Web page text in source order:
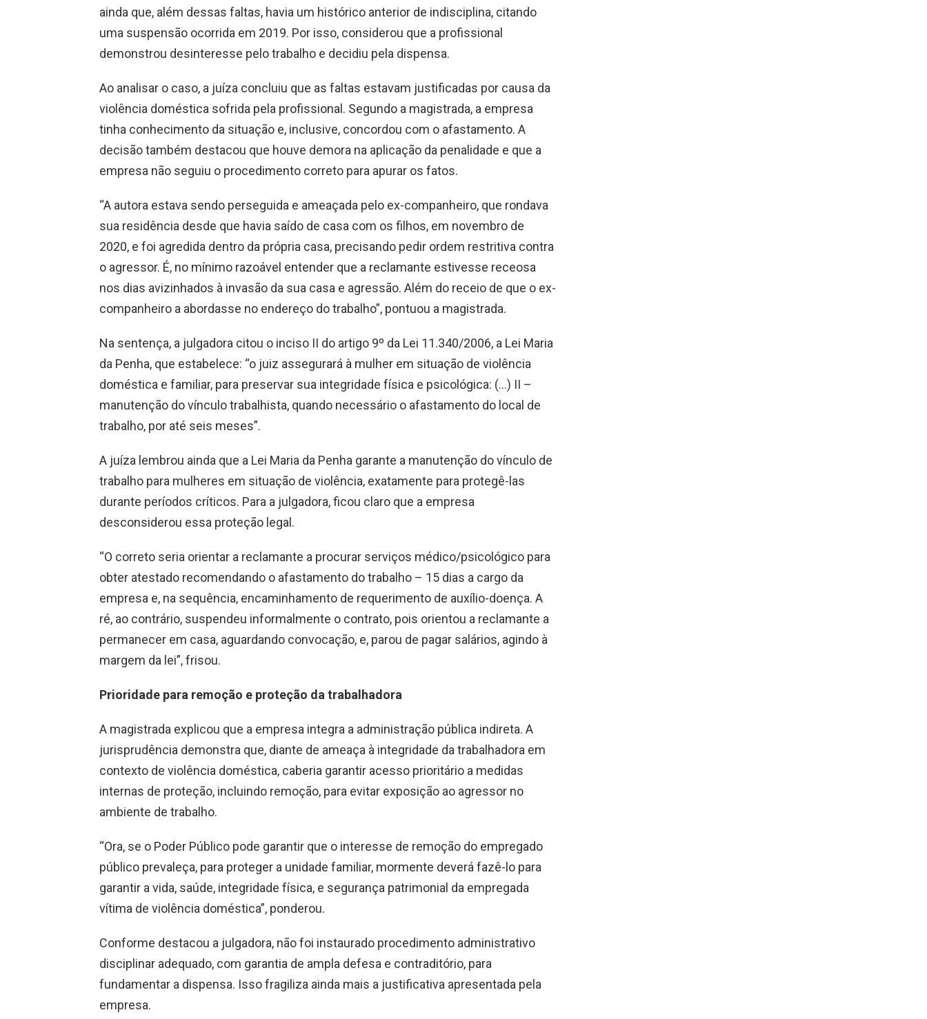
ainda que, além dessas faltas, havia um histórico anterior de indisciplina, citando
uma suspensão ocorrida em 2019. Por isso, considerou que a profissional
demonstrou desinteresse pelo trabalho e decidiu pela dispensa.
Ao analisar o caso, a juíza concluiu que as faltas estavam justificadas por causa da
violência doméstica sofrida pela profissional. Segundo a magistrada, a empresa
tinha conhecimento da situação e, inclusive, concordou com o afastamento. A
decisão também destacou que houve demora na aplicação da penalidade e que a
empresa não seguiu o procedimento correto para apurar os fatos.
“A autora estava sendo perseguida e ameaçada pelo ex-companheiro, que rondava
sua residência desde que havia saído de casa com os filhos, em novembro de
2020, e foi agredida dentro da própria casa, precisando pedir ordem restritiva contra
o agressor. É, no mínimo razoável entender que a reclamante estivesse receosa
nos dias avizinhados à invasão da sua casa e agressão. Além do receio de que o ex-
companheiro a abordasse no endereço do trabalho”, pontuou a magistrada.
Na sentença, a julgadora citou o inciso II do artigo 9º da Lei 11.340/2006, a Lei Maria
da Penha, que estabelece: “o juiz assegurará à mulher em situação de violência
doméstica e familiar, para preservar sua integridade física e psicológica: (…) II –
manutenção do vínculo trabalhista, quando necessário o afastamento do local de
trabalho, por até seis meses”.
A juíza lembrou ainda que a Lei Maria da Penha garante a manutenção do vínculo de
trabalho para mulheres em situação de violência, exatamente para protegê-las
durante períodos críticos. Para a julgadora, ficou claro que a empresa
desconsiderou essa proteção legal.
“O correto seria orientar a reclamante a procurar serviços médico/psicológico para
obter atestado recomendando o afastamento do trabalho – 15 dias a cargo da
empresa e, na sequência, encaminhamento de requerimento de auxílio-doença. A
ré, ao contrário, suspendeu informalmente o contrato, pois orientou a reclamante a
permanecer em casa, aguardando convocação, e, parou de pagar salários, agindo à
margem da lei”, frisou.
Prioridade para remoção e proteção da trabalhadora
A magistrada explicou que a empresa integra a administração pública indireta. A
jurisprudência demonstra que, diante de ameaça à integridade da trabalhadora em
contexto de violência doméstica, caberia garantir acesso prioritário a medidas
internas de proteção, incluindo remoção, para evitar exposição ao agressor no
ambiente de trabalho.
“Ora, se o Poder Público pode garantir que o interesse de remoção do empregado
público prevaleça, para proteger a unidade familiar, mormente deverá fazê-lo para
garantir a vida, saúde, integridade física, e segurança patrimonial da empregada
vítima de violência doméstica”, ponderou.
Conforme destacou a julgadora, não foi instaurado procedimento administrativo
disciplinar adequado, com garantia de ampla defesa e contraditório, para
fundamentar a dispensa. Isso fragiliza ainda mais a justificativa apresentada pela
empresa.